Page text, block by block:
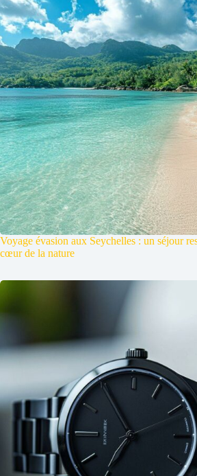
Voyage évasion aux Seychelles : un séjour
cœur de la nature